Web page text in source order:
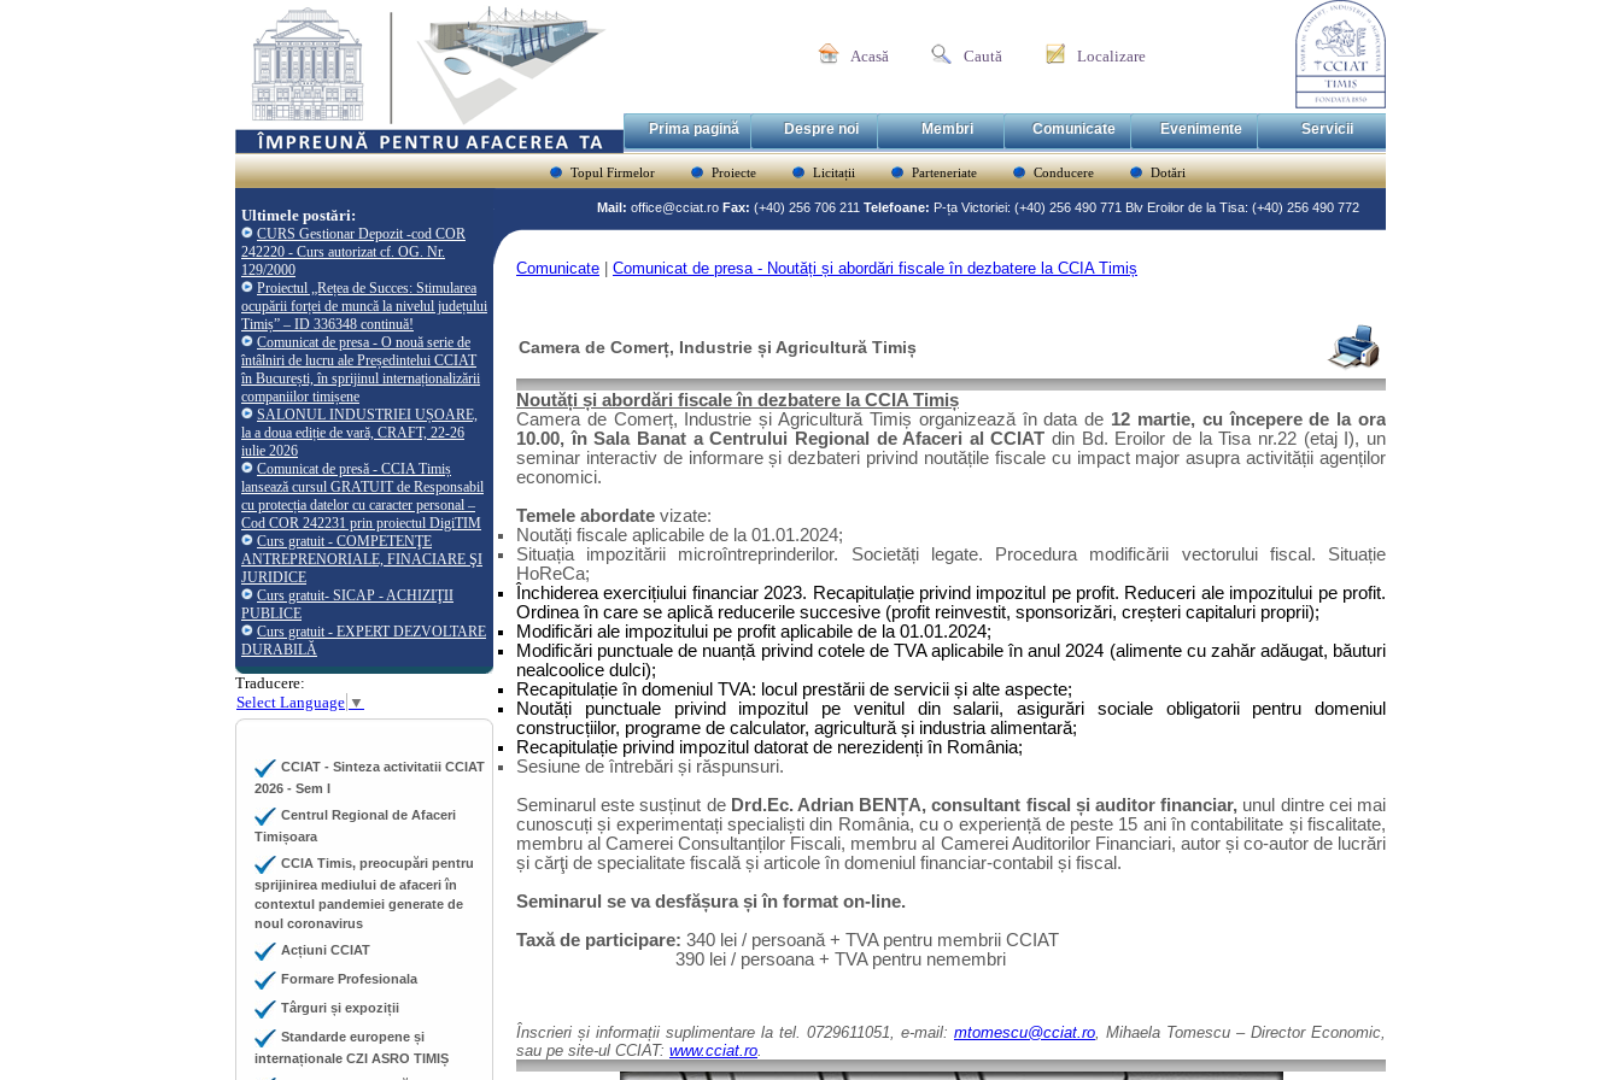
Acasă Caută Localizare
Prima pagină Despre noi Membri Comunicate Evenimente Servicii
Topul Firmelor Proiecte Licitații Parteneriate Conducere Dotări
Ultimele postări:
CURS Gestionar Depozit -cod COR
242220 - Curs autorizat cf. OG. Nr.
129/2000
Proiectul „Rețea de Succes: Stimularea
ocupării forței de muncă la nivelul județului
Timiș” – ID 336348 continuă!
Comunicat de presa - O nouă serie de
întâlniri de lucru ale Președintelui CCIAT
în București, în sprijinul internaționalizării
companiilor timișene
SALONUL INDUSTRIEI UȘOARE,
la a doua ediție de vară, CRAFT, 22-26
iulie 2026
Comunicat de presă - CCIA Timiș
lansează cursul GRATUIT de Responsabil
cu protecția datelor cu caracter personal –
Cod COR 242231 prin proiectul DigiTIM
Curs gratuit - COMPETENŢE
ANTREPRENORIALE, FINACIARE ŞI
JURIDICE
Curs gratuit- SICAP - ACHIZIŢII
PUBLICE
Curs gratuit - EXPERT DEZVOLTARE
DURABILĂ
Traducere:
Select Language ▼
CCIAT - Sinteza activitatii CCIAT
2026 - Sem I
Centrul Regional de Afaceri
Timișoara
CCIA Timis, preocupări pentru
sprijinirea mediului de afaceri în
contextul pandemiei generate de
noul coronavirus
Acțiuni CCIAT
Formare Profesionala
Târguri și expoziții
Standarde europene și
internaționale CZI ASRO TIMIȘ
Mail: office@cciat.ro Fax: (+40) 256 706 211 Telefoane: P-ța Victoriei: (+40) 256 490 771 Blv Eroilor de la Tisa: (+40) 256 490 772
Comunicate Comunicat de presa - Noutăți și abordări fiscale în dezbatere la CCIA Timiș
Camera de Comerț, Industrie și Agricultură Timiș
Noutăți și abordări fiscale în dezbatere la CCIA Timiș
Camera de Comerț, Industrie și Agricultură Timiș organizează în data de 12 martie, cu începere de la ora
10.00, în Sala Banat aCentrului Regional de Afaceri al CCIAT din Bd. Eroilor de la Tisa nr.22 (etaj I), un
seminar interactiv de informare și dezbateri privind noutățile fiscale cu impact major asupra activității agenților
economici.
Temele abordate vizate:
Noutăți fiscale aplicabile de la 01.01.2024;
Situația impozitării microîntreprinderilor. Societăți legate. Procedura modificării vectorului fiscal. Situație
HoReCa;
Închiderea exercițiului financiar 2023. Recapitulație privind impozitul pe profit. Reduceri ale impozitului pe profit.
Ordinea în care se aplică reducerile succesive (profit reinvestit, sponsorizări, creșteri capitaluri proprii);
Modificări ale impozitului pe profit aplicabile de la 01.01.2024;
Modificări punctuale de nuanță privind cotele de TVA aplicabile în anul 2024 (alimente cu zahăr adăugat, băuturi
nealcoolice dulci);
Recapitulație în domeniul TVA: locul prestării de servicii și alte aspecte;
Noutăți punctuale privind impozitul pe venitul din salarii, asigurări sociale obligatorii pentru domeniul
construcțiilor, programe de calculator, agricultură și industria alimentară;
Recapitulație privind impozitul datorat de nerezidenți în România;
Sesiune de întrebări și răspunsuri.
Seminarul este susținut de Drd.Ec. Adrian BENȚA, consultant fiscal și auditor financiar, unul dintre cei mai
cunoscuți și experimentați specialiști din România, cu o experiență de peste 15 ani în contabilitate și fiscalitate,
membru al Camerei Consultanților Fiscali, membru al Camerei Auditorilor Financiari, autor și co-autor de lucrări
și cărţi de specialitate fiscală și articole în domeniul financiar-contabil și fiscal.
Seminarul se va desfășura și în format on-line.
Taxă de participare: 340 lei / persoană + TVA pentru membrii CCIAT
390 lei / persoana + TVA pentru nemembri
Înscrieri și informații suplimentare la tel. 0729611051, e-mail: mtomescu@cciat.ro, Mihaela Tomescu – Director Economic,
sau pe site-ul CCIAT: www.cciat.ro.